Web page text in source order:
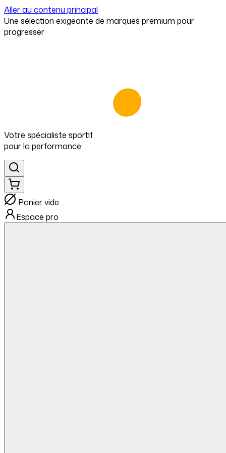
Aller au contenu principal
⁠Une sélection exigeante de marques premium pour
progresser
Votre spécialiste sportif
pourla performance
Panier vide
Espace pro